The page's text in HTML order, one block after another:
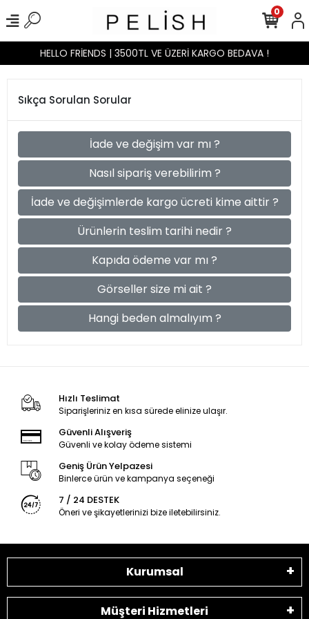
HELLO FRİENDS | 3500TL VE ÜZERİ KARGO BEDAVA !
0
Sıkça Sorulan Sorular
İade ve değişim var mı ?
Nasıl sipariş verebilirim ?
İade ve değişimlerde kargo ücreti kime aittir ?
Ürünlerin teslim tarihi nedir ?
Kapıda ödeme var mı ?
Görseller size mi ait ?
Hangi beden almalıyım ?
Hızlı Teslimat
Siparişleriniz en kısa sürede elinize ulaşır.
Güvenli Alışveriş
Güvenli ve kolay ödeme sistemi
Geniş Ürün Yelpazesi
Binlerce ürün ve kampanya seçeneği
7 / 24 DESTEK
Öneri ve şikayetlerinizi bize iletebilirsiniz.
Kurumsal
Müşteri Hizmetleri